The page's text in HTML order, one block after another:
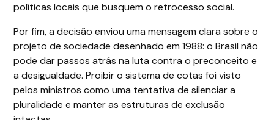
políticas locais que busquem o retrocesso social.
Por fim, a decisão enviou uma mensagem clara sobre o
projeto de sociedade desenhado em 1988: o Brasil não
pode dar passos atrás na luta contra o preconceito e
a desigualdade. Proibir o sistema de cotas foi visto
pelos ministros como uma tentativa de silenciar a
pluralidade e manter as estruturas de exclusão